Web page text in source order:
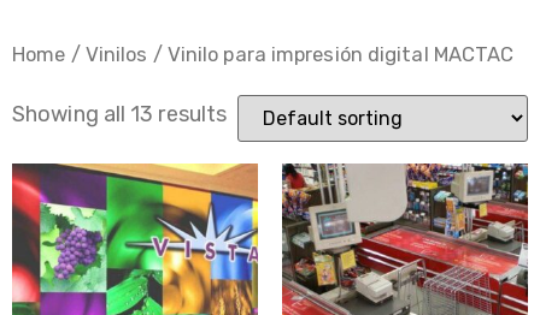
Home / Vinilos / Vinilo para impresión digital MACTAC
Showing all 13 results